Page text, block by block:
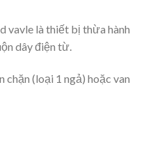
vavle là thiết bị thừa hành
dây điện từ.
chặn (loại 1 ngả) hoặc van